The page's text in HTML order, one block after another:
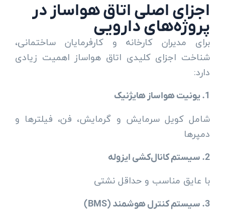
اجزای اصلی اتاق هواساز در
پروژه‌های دارویی
برای مدیران کارخانه و کارفرمایان ساختمانی،
شناخت اجزای کلیدی اتاق هواساز اهمیت زیادی
دارد:
1. یونیت هواساز هایژنیک
شامل کویل سرمایش و گرمایش، فن، فیلترها و
دمپرها
2. سیستم کانال‌کشی ایزوله
با عایق مناسب و حداقل نشتی
3. سیستم کنترل هوشمند (BMS)